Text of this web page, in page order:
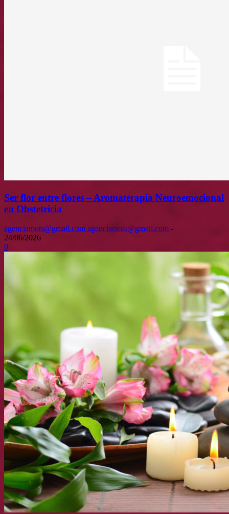
Ser flor entre flores – Aromaterapia Neuroemocional
en Obstetricia
agenciamots@gmail.com agenciamots@gmail.com -
24/06/2026
0